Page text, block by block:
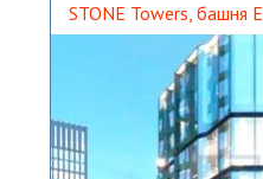
STONE Towers, башня Е